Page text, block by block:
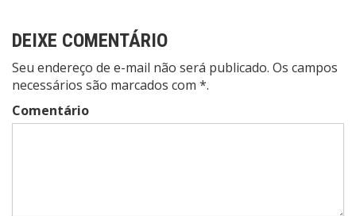
DEIXE COMENTÁRIO
Seu endereço de e-mail não será publicado. Os campos
necessários são marcados com *.
Comentário